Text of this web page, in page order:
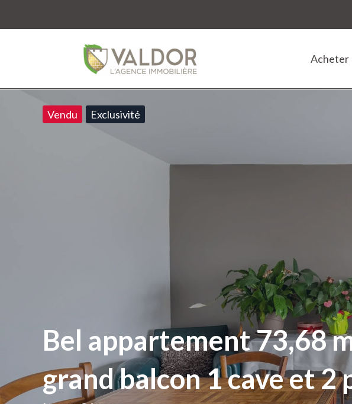
Acheter
Vendu Exclusivité
Bel appartement 73,68
grand balcon 1 cave et 2